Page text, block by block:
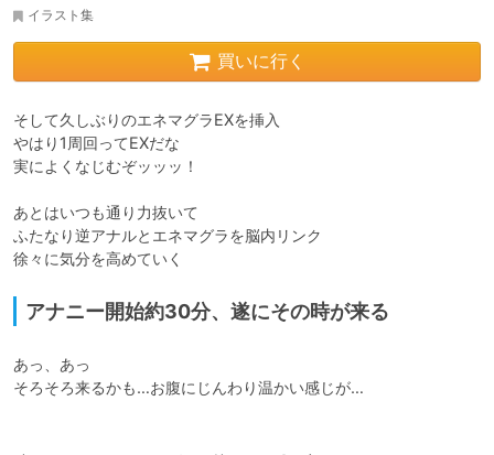
イラスト集
買いに行く
そして久しぶりのエネマグラEXを挿入
やはり1周回ってEXだな
実によくなじむぞッッッ！
あとはいつも通り力抜いて
ふたなり逆アナルとエネマグラを脳内リンク
徐々に気分を高めていく
アナニー開始約30分、遂にその時が来る
あっ、あっ
そろそろ来るかも…お腹にじんわり温かい感じが…